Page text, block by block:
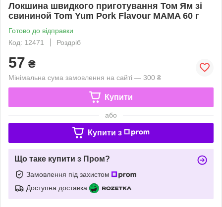
Локшина швидкого приготування Том Ям зі
свининой Tom Yum Pork Flavour MAMA 60 г
Готово до відправки
Код: 12471
Роздріб
57 ₴
Мінімальна сума замовлення на сайті — 300 ₴
Купити
або
Купити з
Що таке купити з Пром?
Замовлення під захистом
Доступна доставка